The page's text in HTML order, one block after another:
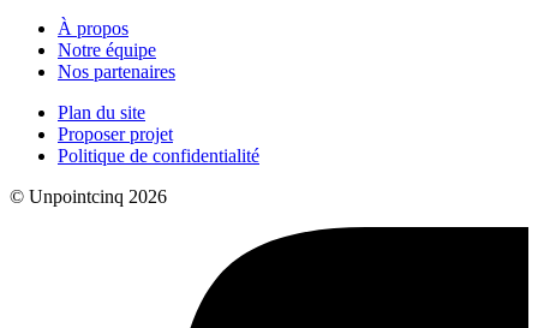
À propos
Notre équipe
Nos partenaires
Plan du site
Proposer projet
Politique de confidentialité
© Unpointcinq 2026